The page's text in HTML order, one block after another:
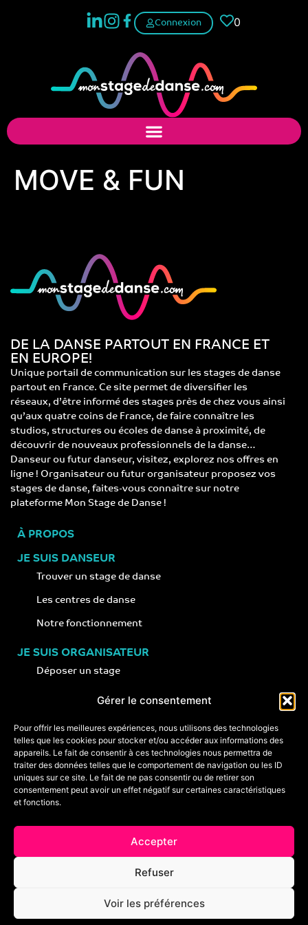
Gérer le consentement
Pour offrir les meilleures expériences, nous utilisons des technologies
telles que les cookies pour stocker et/ou accéder aux informations des
appareils. Le fait de consentir à ces technologies nous permettra de
traiter des données telles que le comportement de navigation ou les ID
uniques sur ce site. Le fait de ne pas consentir ou de retirer son
consentement peut avoir un effet négatif sur certaines caractéristiques
et fonctions.
Accepter
Refuser
Voir les préférences
Connexion 0
MOVE & FUN
DE LA DANSE PARTOUT EN FRANCE ET
EN EUROPE!
Unique portail de communication sur les stages de danse
partout en France. Ce site permet de diversifier les
réseaux, d’être informé des stages près de chez vous ainsi
qu’aux quatre coins de France, de faire connaître les
studios, structures ou écoles de danse à proximité, de
découvrir de nouveaux professionnels de la danse…
Danseur ou futur danseur, visitez, explorez nos offres en
ligne ! Organisateur ou futur organisateur proposez vos
stages de danse, faites-vous connaître sur notre
plateforme Mon Stage de Danse !
À PROPOS
JE SUIS DANSEUR
Trouver un stage de danse
Les centres de danse
Notre fonctionnement
JE SUIS ORGANISATEUR
Déposer un stage
Notre concept
CONTACT
+33 (0)6 74 89 64 59
monstagededanse@gmail.com
Crédits & mentions légales
Politique de cookies